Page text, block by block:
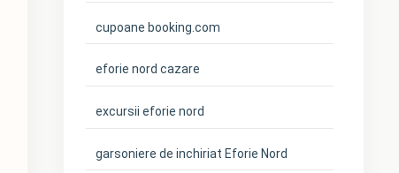
cupoane booking.com
eforie nord cazare
excursii eforie nord
garsoniere de inchiriat Eforie Nord